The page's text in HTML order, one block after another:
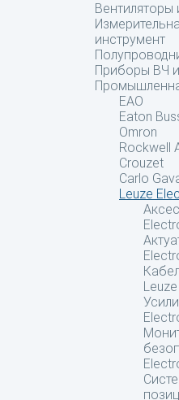
инструмент
Приборы ВЧ
EAO
Eaton
Omron
Rockwell
Crouzet
Carlo
Leuze